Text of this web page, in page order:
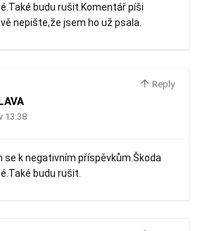
budu rušit.Komentář píši
nepište,že jsem ho už psala.
Reply
13:38
se k negativním příspěvkům.Škoda
budu rušit.